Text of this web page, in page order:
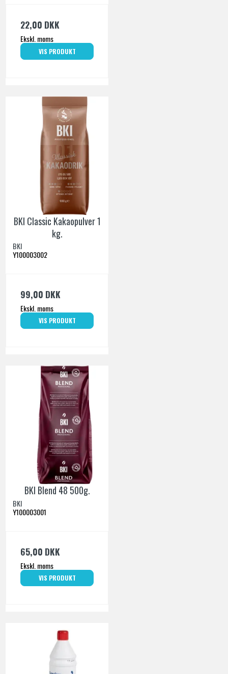
22,00 DKK
Ekskl. moms
VIS PRODUKT
BKI Classic Kakaopulver 1
kg.
BKI
Y100003002
99,00 DKK
Ekskl. moms
VIS PRODUKT
BKI Blend 48 500g.
BKI
Y100003001
65,00 DKK
Ekskl. moms
VIS PRODUKT